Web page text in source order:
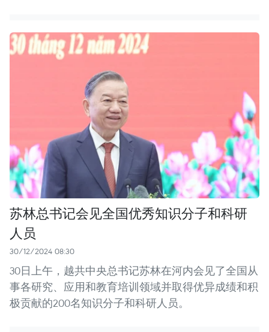
苏林总书记会见全国优秀知识分子和科研
人员
30/12/2024 08:30
30日上午，越共中央总书记苏林在河内会见了全国从
事各研究、应用和教育培训领域并取得优异成绩和积
极贡献的200名知识分子和科研人员。